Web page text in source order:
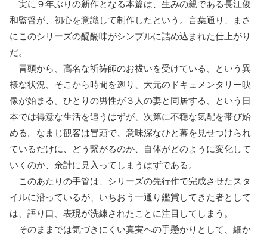
実に９年ぶりの新作となる本篇は、生みの親である長江俊
和監督が、初心を意識して制作したという。言葉通り、まさ
にこのシリーズの醍醐味がシンプルに詰め込まれた仕上がり
だ。
冒頭から、高名な祈祷師のお祓いを受けている、という異
様な状況、そこから時間を遡り、大元のドキュメンタリー映
像が始まる。ひとりの男性が３人の妻と同居する、という日
本では得意な生活を追うはずが、次第に不穏な気配を帯び始
める。なまじ観客は冒頭で、意味深なひと幕を見せつけられ
ているだけに、どう繋がるのか、自体がどのように変化して
いくのか、余計に見入ってしまうはずである。
このあたりの手管は、シリーズの先行作で完成させたスタ
イルに沿っているが、いちおう一通り鑑賞してきた者として
は、語り口、表現が洗練されたことに注目してしまう。
そのままでは気づきにくい真実への手懸かりとして、細か